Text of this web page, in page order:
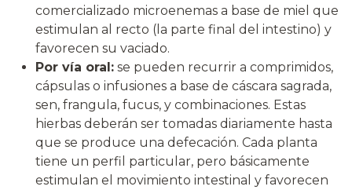
comercializado microenemas a base de miel que
estimulan al recto (la parte final del intestino) y
favorecen su vaciado.
Por vía oral: se pueden recurrir a comprimidos,
cápsulas o infusiones a base de cáscara sagrada,
sen, frangula, fucus, y combinaciones. Estas
hierbas deberán ser tomadas diariamente hasta
que se produce una defecación. Cada planta
tiene un perfil particular, pero básicamente
estimulan el movimiento intestinal y favorecen